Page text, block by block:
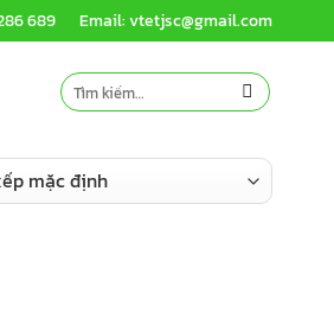
689 Email: vtetjsc@gmail.com
Tìm
kiếm: